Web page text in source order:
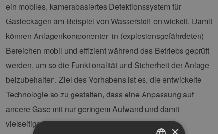
ein mobiles, kamerabasiertes Detektionssystem für
Gasleckagen am Beispiel von Wasserstoff entwickelt. Damit
können Anlagenkomponenten in (explosionsgefährdeten)
Bereichen mobil und effizient während des Betriebs geprüft
werden, um so die Funktionalität und Sicherheit der Anlage
beizubehalten. Ziel des Vorhabens ist es, die entwickelte
Technologie so zu gestalten, dass eine Anpassung auf
andere Gase mit nur geringem Aufwand und damit
vielseitige Einsatzbereiche ermöglicht werden.